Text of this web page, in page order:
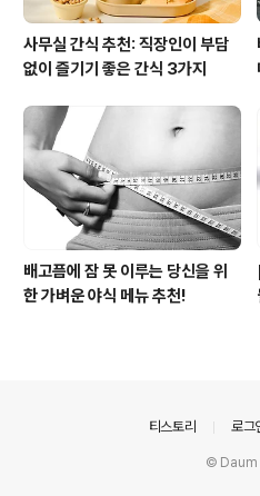
사무실 간식 추천: 직장인이 부담
없이 즐기기 좋은 간식 3가지
배고픔에 잠 못 이루는 당신을 위
한 가벼운 야식 메뉴 추천!
티스토리 로그
© Daum